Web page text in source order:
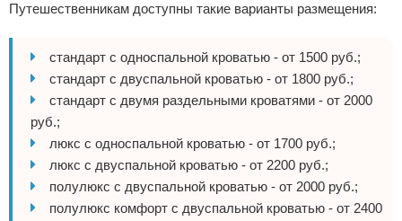
Путешественникам доступны такие варианты размещения:
стандарт с односпальной кроватью - от 1500 руб.;
стандарт с двуспальной кроватью - от 1800 руб.;
стандарт с двумя раздельными кроватями - от 2000
руб.;
люкс с односпальной кроватью - от 1700 руб.;
люкс с двуспальной кроватью - от 2200 руб.;
полулюкс с двуспальной кроватью - от 2000 руб.;
полулюкс комфорт с двуспальной кроватью - от 2400